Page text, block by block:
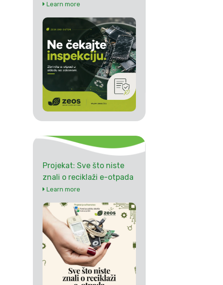
Learn more
Projekat: Sve što niste
znali o reciklaži e-otpada
Learn more